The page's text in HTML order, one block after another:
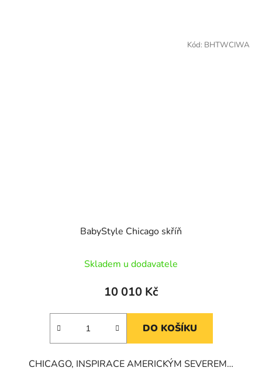
BabyStyle Chicago skříň
Skladem u dodavatele
10 010 Kč
DO KOŠÍKU
CHICAGO, INSPIRACE AMERICKÝM SEVEREM…
Kód: BHTWCIWA